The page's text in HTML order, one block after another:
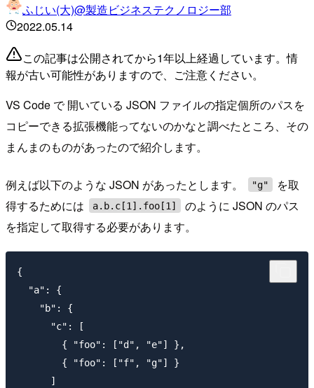
ふじい(大)@製造ビジネステクノロジー部
2022.05.14
この記事は公開されてから1年以上経過しています。情
報が古い可能性がありますので、ご注意ください。
VS Code で 開いている JSON ファイルの指定個所のパスを
コピーできる拡張機能ってないのかなと調べたところ、その
まんまのものがあったので紹介します。
例えば以下のような JSON があったとします。 "g"
を取
得するためには
a.b.c[1].foo[1]
のように JSON のパス
を指定して取得する必要があります。
{
  "a": {
    "b": {
      "c": [
        { "foo": ["d", "e"] },
        { "foo": ["f", "g"] }
      ]